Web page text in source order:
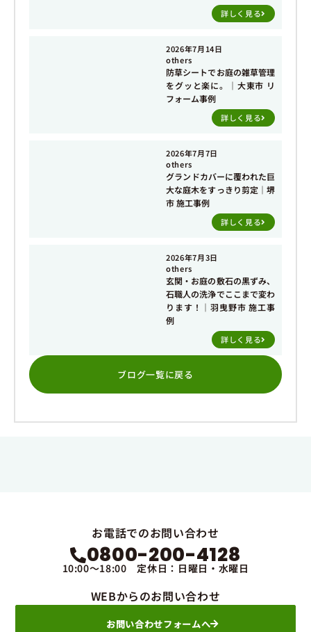
詳しく見る
2026年7月14日
others
防草シートでお庭の雑草管理
をグッと楽に。｜大東市 リ
フォーム事例
詳しく見る
2026年7月7日
others
グランドカバーに覆われた巨
大な庭木をすっきり剪定｜堺
市 施工事例
詳しく見る
2026年7月3日
others
玄関・お庭の敷石の黒ずみ、
石職人の洗浄でここまで変わ
ります！｜羽曳野市 施工事
例
詳しく見る
ブログ一覧に戻る
お電話でのお問い合わせ
0800-200-4128
10:00～18:00 定休日：日曜日・水曜日
WEBからのお問い合わせ
お問い合わせフォームへ